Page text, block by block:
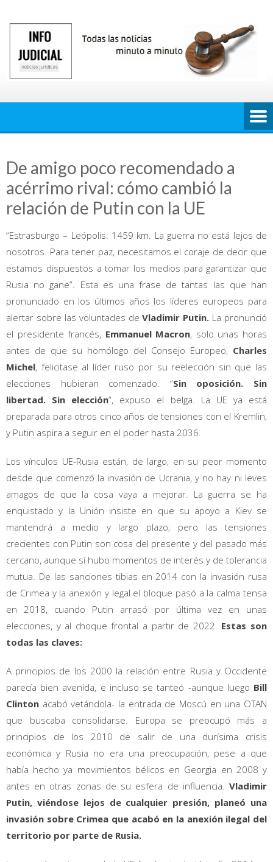
contenido
De amigo poco recomendado a
acérrimo rival: cómo cambió la
relación de Putin con la UE
“Estrasburgo – Leópolis: 1459 km. La guerra no está lejos de
nosotros. Para tener paz, necesitamos el coraje de decir que
estamos dispuestos a tomar los medios para garantizar que
Rusia no gane”. Esta es una frase de tantas las que han
pronunciado en los últimos años los líderes europeos para
alertar sobre las voluntades de Vladimir Putin. La pronunció
el presidente francés, Emmanuel Macron, solo unas horas
antes de que su homólogo del Consejo Europeo, Charles
Michel, felicitase al líder ruso por su reelección sin que las
elecciones hubieran comenzado. “Sin oposición. Sin
libertad. Sin elección“, expuso el belga. La UE ya está
preparada para otros cinco años de tensiones con el Kremlin,
y Putin aspira a seguir en el poder hasta 2036.
Los vínculos UE-Rusia están, de largo, en su peor momento
desde que comenzó la invasión de Ucrania, y no hay ni leves
amagos de que la cosa vaya a mejorar. La guerra se ha
enquistado y la Unión insiste en que su apoyo a Kiev se
mantendrá a medio y largo plazo; pero las tensiones
crecientes con Putin son cosa del presente y del pasado más
cercano, aunque sí hubo momentos de interés y de tolerancia
mutua. De las sanciones tibias en 2014 con la invasión rusa
de Crimea y la anexión y legal el bloque pasó a la calma tensa
en 2018, cuando Putin arrasó por última vez en unas
elecciones, y al choque frontal a partir de 2022. Estas son
todas las claves:
A principios de los 2000 la relación entre Rusia y Occidente
parecía bien avenida, e incluso se tanteó -aunque luego Bill
Clinton acabó vetándola- la entrada de Moscú en una OTAN
que buscaba consolidarse. Europa se preocupó más a
principios de los 2010 de salir de una durísima crisis
económica y Rusia no era una preocupación, pese a que
había hecho ya movimientos bélicos en Georgia en 2008 y
antes en otras zonas de su esfera de influencia. Vladimir
Putin, viéndose lejos de cualquier presión, planeó una
invasión sobre Crimea que acabó en la anexión ilegal del
territorio por parte de Rusia.